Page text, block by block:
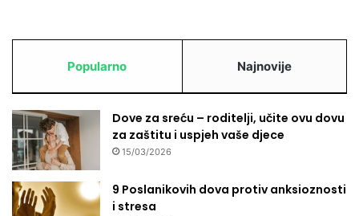
Popularno Najnovije
Dove za sreću – roditelji, učite ovu dovu
za zaštitu i uspjeh vaše djece
15/03/2026
9 Poslanikovih dova protiv anksioznosti
i stresa